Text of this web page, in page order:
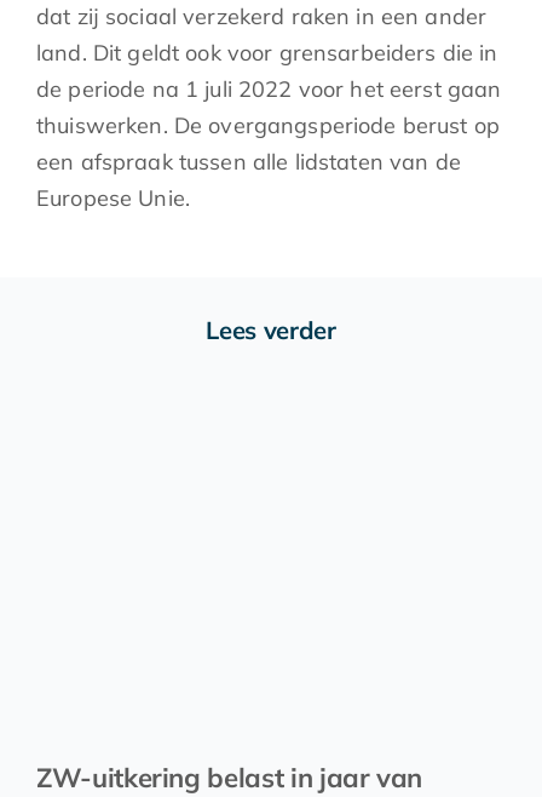
dat zij sociaal verzekerd raken in een ander
land. Dit geldt ook voor grensarbeiders die in
de periode na 1 juli 2022 voor het eerst gaan
thuiswerken. De overgangsperiode berust op
een afspraak tussen alle lidstaten van de
Europese Unie.
Lees verder
ZW-uitkering belast in jaar van